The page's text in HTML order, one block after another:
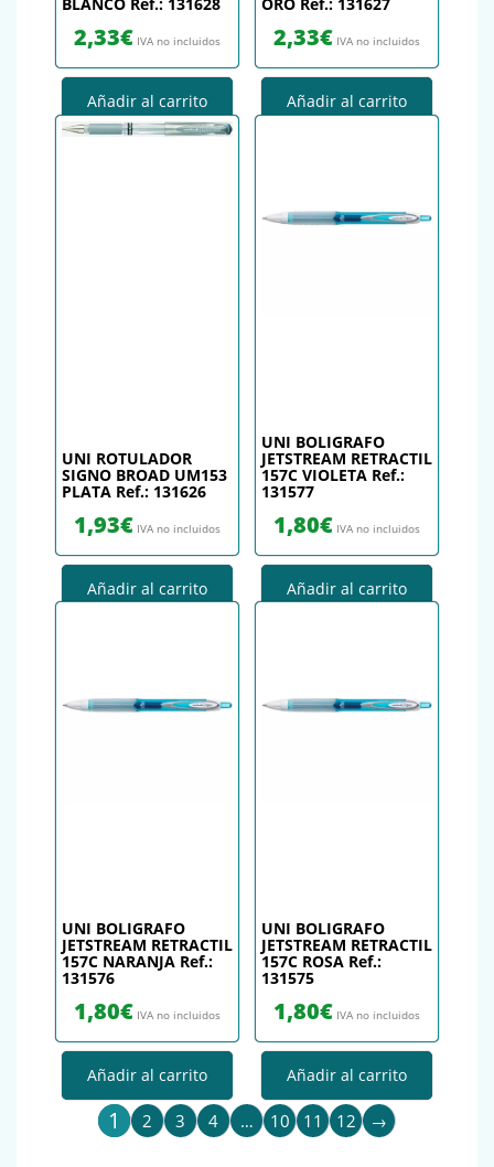
2,33€ IVA no incluidos
Añadir al carrito
2,33€ IVA no incluidos
Añadir al carrito
UNI ROTULADOR
SIGNO BROAD UM153
PLATA Ref.: 131626
1,93€ IVA no incluidos
Añadir al carrito
UNI BOLIGRAFO
JETSTREAM RETRACTIL
157C VIOLETA Ref.:
131577
1,80€ IVA no incluidos
Añadir al carrito
UNI BOLIGRAFO
JETSTREAM RETRACTIL
157C NARANJA Ref.:
131576
1,80€ IVA no incluidos
Añadir al carrito
UNI BOLIGRAFO
JETSTREAM RETRACTIL
157C ROSA Ref.:
131575
1,80€ IVA no incluidos
Añadir al carrito
1 2 3 4 … 10 11 12 →